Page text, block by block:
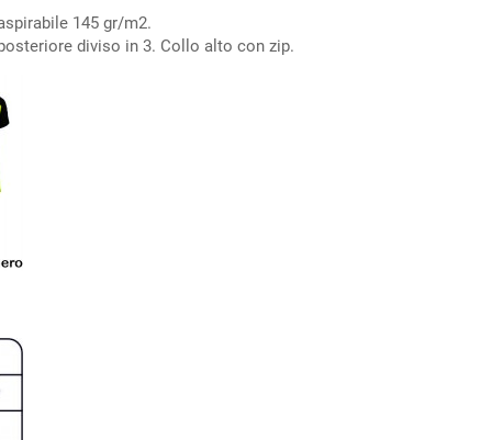
145 gr/m2.
diviso in 3. Collo alto con zip.